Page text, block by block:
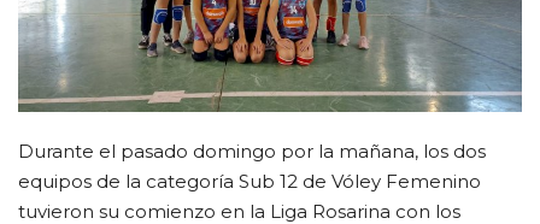
FUTBOL INTERNO 2025
Contacto
Durante el pasado domingo por la mañana, los dos
equipos de la categoría Sub 12 de Vóley Femenino
tuvieron su comienzo en la Liga Rosarina con los